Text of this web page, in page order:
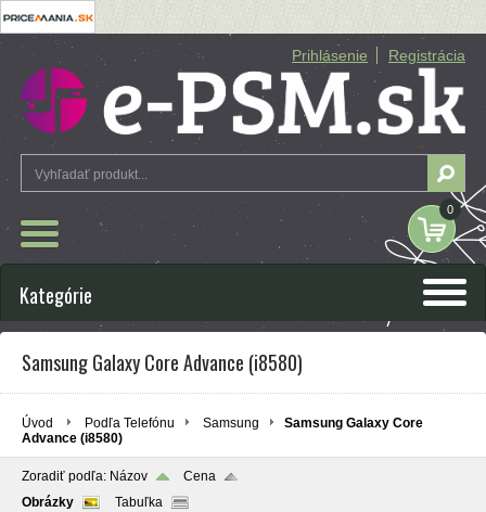
Prihlásenie Registrácia
0
Kategórie
Samsung Galaxy Core Advance (i8580)
Úvod Podľa Telefónu Samsung
Samsung Galaxy Core
Advance (i8580)
Zoradiť podľa: Názov
Cena
Obrázky
Tabuľka